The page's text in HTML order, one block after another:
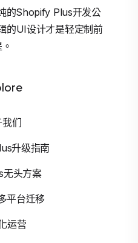
的Shopify Plus开发公
的UI设计才是轻定制前
我们
升级指南
无头方案
平台迁移
运营